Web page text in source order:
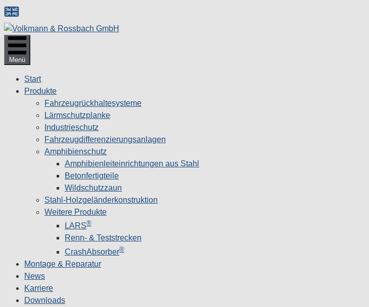
Zum
Inhalt
springen
Menü
Start
Produkte
Fahrzeugrückhaltesysteme
Lärmschutzplanke
Industrieschutz
Fahrzeug­differenzierungsanlagen
Amphibienschutz
Amphibienleiteinrichtungen aus Stahl
Betonfertigteile
Wildschutzzaun
Stahl-Holzgeländerkonstruktion
Weitere Produkte
LARS®
Renn- & Teststrecken
CrashAbsorber®
Montage & Reparatur
News
Karriere
Downloads